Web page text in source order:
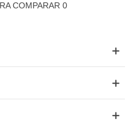
COMPARAR 0